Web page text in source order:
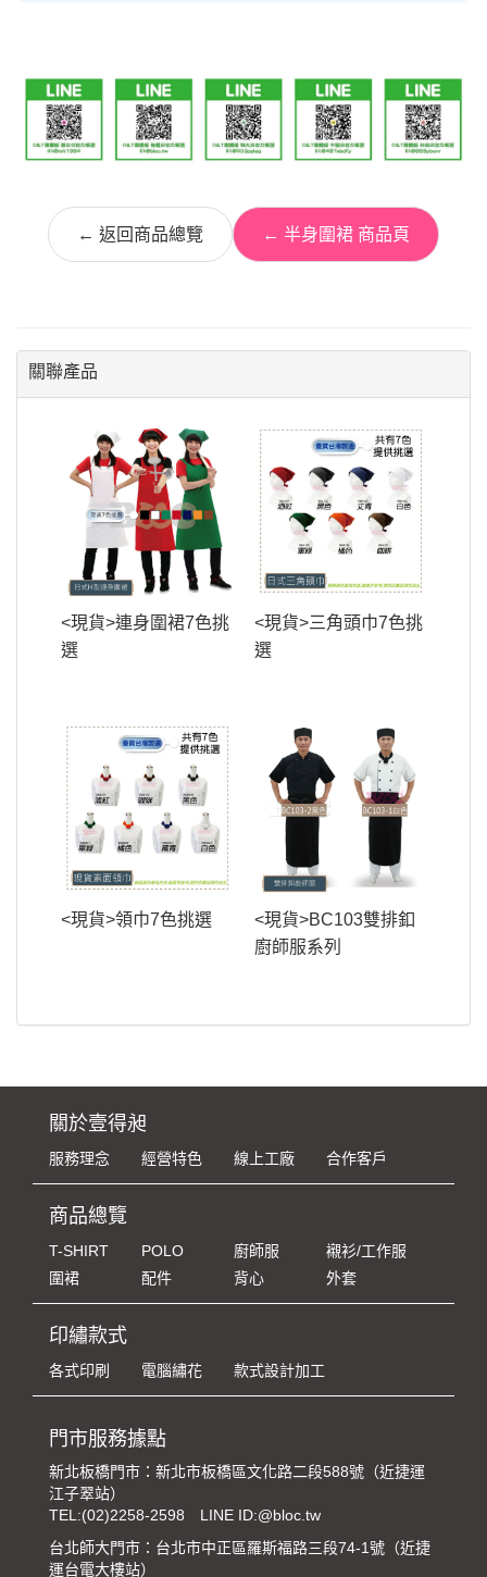
← 返回商品總覽 ← 半身圍裙 商品頁
關聯產品
<現貨>連身圍裙7色挑
選
<現貨>三角頭巾7色挑
選
<現貨>領巾7色挑選
<現貨>BC103雙排釦
廚師服系列
關於壹得昶
服務理念 經營特色 線上工廠 合作客戶
商品總覽
T-SHIRT POLO 廚師服
襯衫/工作服
圍裙
配件 背心 外套
印繡款式
各式印刷 電腦繡花 款式設計加工
門市服務據點
新北板橋門市：新北市板橋區文化路二段588號（近捷運
江子翠站）
TEL:(02)2258-2598
LINE ID:@bloc.tw
台北師大門市：台北市中正區羅斯福路三段74-1號（近捷
運台電大樓站）